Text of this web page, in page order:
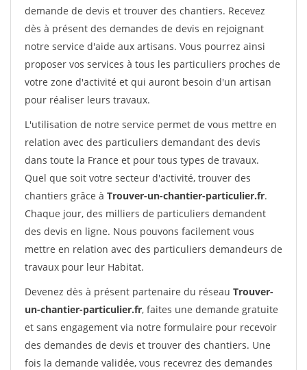
demande de devis et trouver des chantiers. Recevez
dès à présent des demandes de devis en rejoignant
notre service d'aide aux artisans. Vous pourrez ainsi
proposer vos services à tous les particuliers proches de
votre zone d'activité et qui auront besoin d'un artisan
pour réaliser leurs travaux.
L'utilisation de notre service permet de vous mettre en
relation avec des particuliers demandant des devis
dans toute la France et pour tous types de travaux.
Quel que soit votre secteur d'activité, trouver des
chantiers grâce à Trouver-un-chantier-particulier.fr.
Chaque jour, des milliers de particuliers demandent
des devis en ligne. Nous pouvons facilement vous
mettre en relation avec des particuliers demandeurs de
travaux pour leur Habitat.
Devenez dès à présent partenaire du réseau Trouver-
un-chantier-particulier.fr, faites une demande gratuite
et sans engagement via notre formulaire pour recevoir
des demandes de devis et trouver des chantiers. Une
fois la demande validée, vous recevrez des demandes